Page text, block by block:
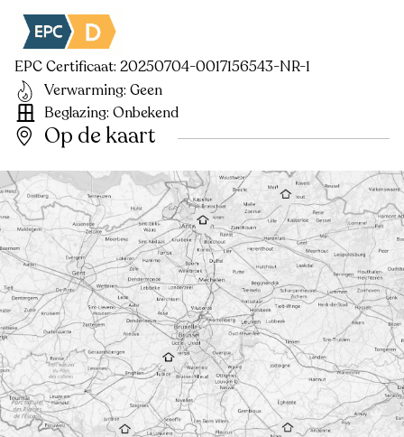
EPC Certificaat: 20250704-0017156543-NR-1
Verwarming: Geen
Beglazing: Onbekend
Op de kaart